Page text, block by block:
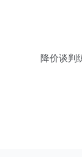
降价谈判